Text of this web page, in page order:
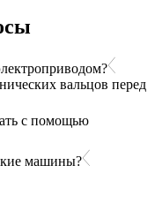
вальцов перед
с помощью
машины?